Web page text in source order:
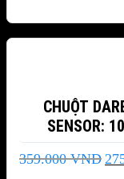
CHUỘT
SENSOR:
359.000VND Giá